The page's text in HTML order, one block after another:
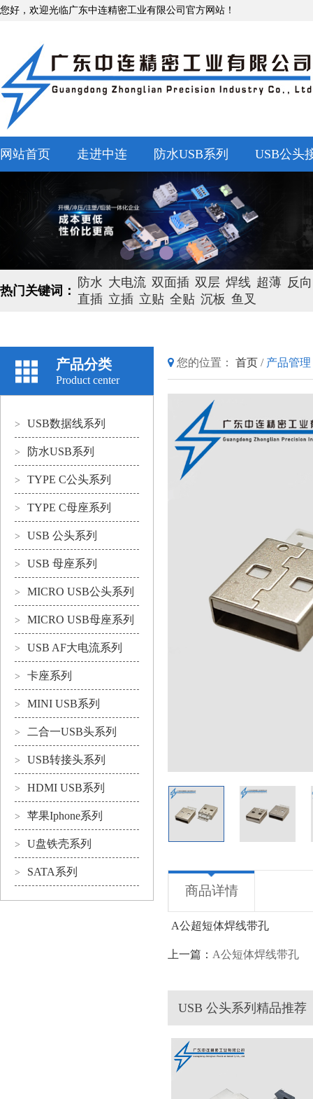
您好，欢迎光临广东中连精密工业有限公司官方网站！
网站首页 走进中连 防水USB系列 USB公头
热门关键词：
防水 大电流 双面插 双层 焊线 超薄 反向
直插 立插 立贴 全贴 沉板 鱼叉
产品分类
Product center
> USB数据线系列
> 防水USB系列
> TYPE C公头系列
> TYPE C母座系列
> USB 公头系列
> USB 母座系列
> MICRO USB公头系列
> MICRO USB母座系列
> USB AF大电流系列
> 卡座系列
> MINI USB系列
> 二合一USB头系列
> USB转接头系列
> HDMI USB系列
> 苹果Iphone系列
> U盘铁壳系列
> SATA系列
您的位置： 首页 / 产品管理
商品详情
A公超短体焊线带孔
上一篇： A公短体焊线带孔
USB 公头系列精品推荐